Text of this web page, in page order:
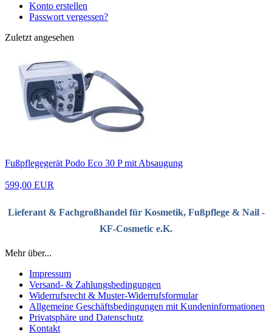
Konto erstellen
Passwort vergessen?
Zuletzt angesehen
Fußpflegegerät Podo Eco 30 P mit Absaugung
599,00 EUR
Lieferant & Fachgroßhandel für Kosmetik, Fußpflege & Nail -
KF-Cosmetic e.K.
Mehr über...
Impressum
Versand- & Zahlungsbedingungen
Widerrufsrecht & Muster-Widerrufsformular
Allgemeine Geschäftsbedingungen mit Kundeninformationen
Privatsphäre und Datenschutz
Kontakt